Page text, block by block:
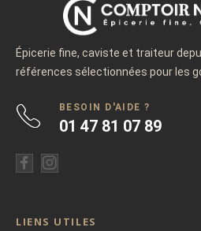
Épicerie fine, caviste et traiteur
références sélectionnées pour les
BESOIN D'AIDE ?
01 47 81 07 89
LIENS UTILES